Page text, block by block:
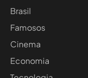
Brasil
Famosos
Cinema
Economia